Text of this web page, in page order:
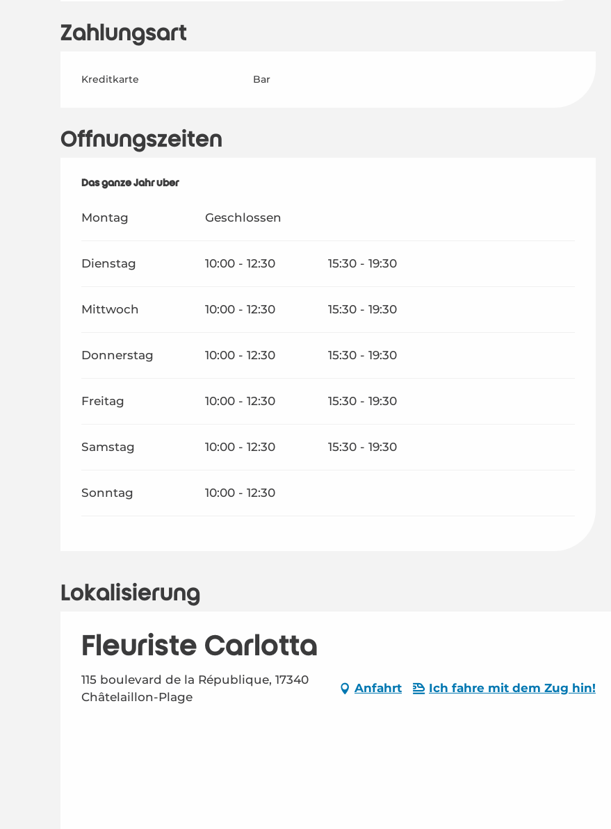
Zahlungsart
Kreditkarte Bar
Öffnungszeiten
Das ganze Jahr über
Das ganze Jahr über
Montag Geschlossen
Dienstag 10:00 - 12:30 15:30 - 19:30
Mittwoch 10:00 - 12:30 15:30 - 19:30
Donnerstag 10:00 - 12:30 15:30 - 19:30
Freitag 10:00 - 12:30 15:30 - 19:30
Samstag 10:00 - 12:30 15:30 - 19:30
Sonntag 10:00 - 12:30
Lokalisierung
Fleuriste Carlotta
115 boulevard de la République, 17340
Châtelaillon-Plage
Anfahrt Ich fahre mit dem Zug hin!